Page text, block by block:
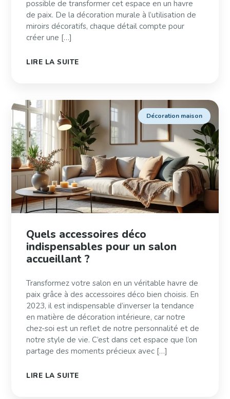
possible de transformer cet espace en un havre
de paix. De la décoration murale à l’utilisation de
miroirs décoratifs, chaque détail compte pour
créer une […]
LIRE LA SUITE
Décoration maison
Quels accessoires déco
indispensables pour un salon
accueillant ?
Transformez votre salon en un véritable havre de
paix grâce à des accessoires déco bien choisis. En
2023, il est indispensable d’inverser la tendance
en matière de décoration intérieure, car notre
chez-soi est un reflet de notre personnalité et de
notre style de vie. C’est dans cet espace que l’on
partage des moments précieux avec […]
LIRE LA SUITE